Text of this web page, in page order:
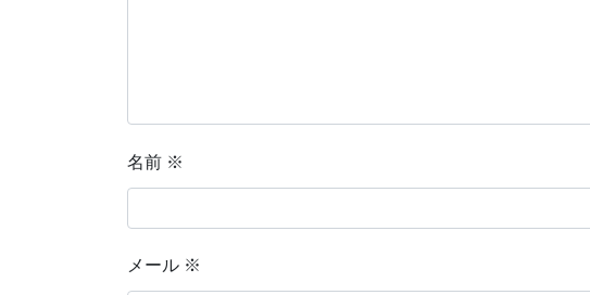
名前 ※
メール ※